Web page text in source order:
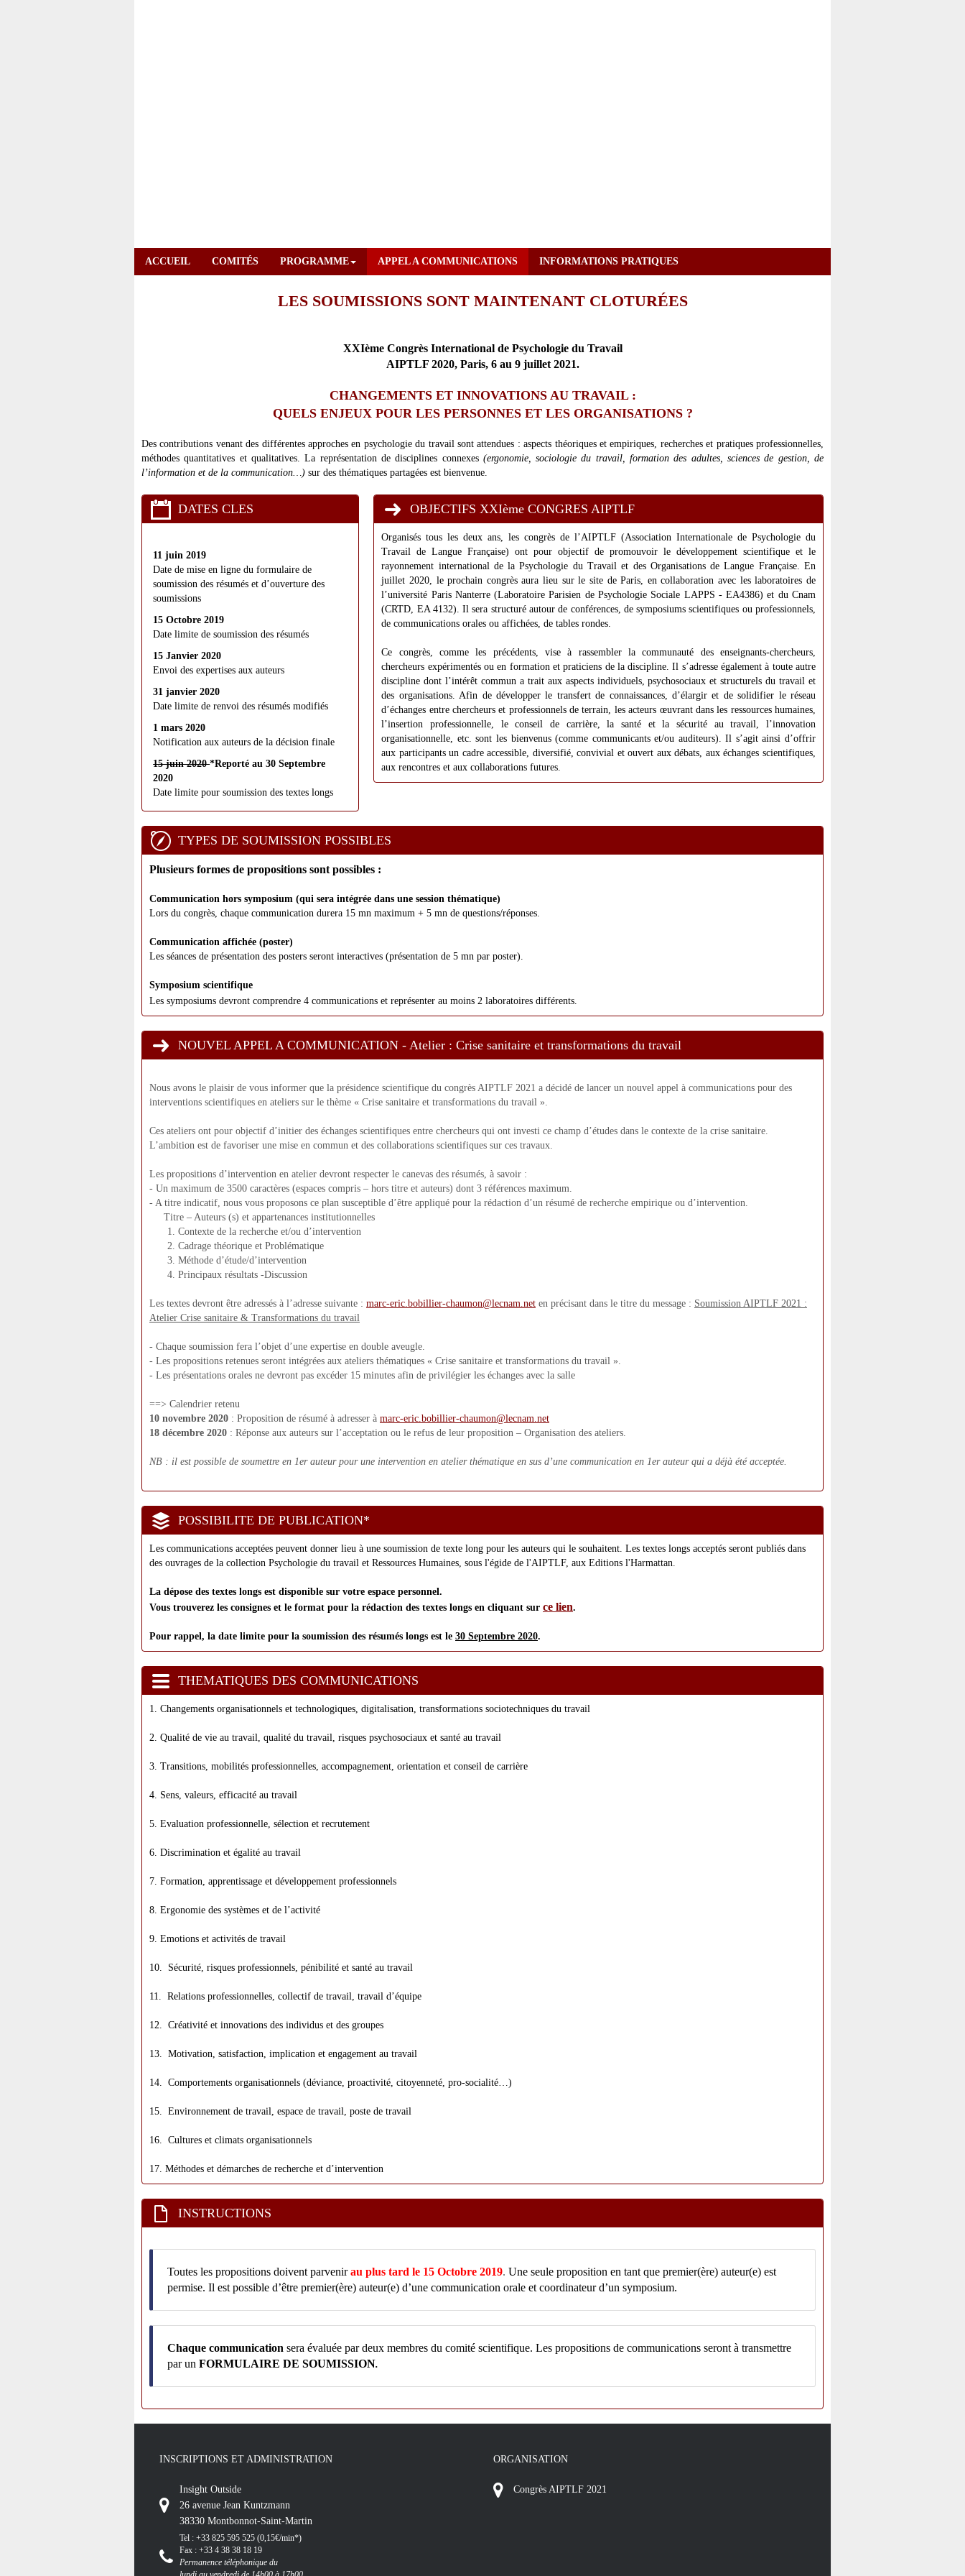
ACCUEIL COMITÉS PROGRAMME APPEL A COMMUNICATIONS INFORMATIONS PRATIQUES
LES SOUMISSIONS SONT MAINTENANT CLOTURÉES
XXIème Congrès International de Psychologie du Travail
AIPTLF 2020, Paris, 6 au 9 juillet 2021.
CHANGEMENTS ET INNOVATIONS AU TRAVAIL :
QUELS ENJEUX POUR LES PERSONNES ET LES ORGANISATIONS ?
Des contributions venant des différentes approches en psychologie du travail sont attendues : aspects théoriques et empiriques, recherches et pratiques professionnelles,
méthodes quantitatives et qualitatives. La représentation de disciplines connexes(ergonomie, sociologie du travail, formation des adultes, sciences de gestion, de
l’information et de la communication…) sur des thématiques partagées est bienvenue.
DATES CLES
11 juin 2019
Date de mise en ligne du formulaire de
soumission des résumés et d’ouverture des
soumissions
15 Octobre 2019
Date limite de soumission des résumés
15 Janvier 2020
Envoi des expertises aux auteurs
31 janvier 2020
Date limite de renvoi des résumés modifiés
1 mars 2020
Notification aux auteurs de la décision finale
15 juin 2020*Reporté au 30 Septembre
2020
Date limite pour soumission des textes longs
OBJECTIFS XXIème CONGRES AIPTLF
Organisés tous les deux ans, les congrès de l’AIPTLF (Association Internationale de Psychologie du
Travail de Langue Française) ont pour objectif de promouvoir le développement scientifique et le
rayonnement international de la Psychologie du Travail et des Organisations de Langue Française. En
juillet 2020, le prochain congrès aura lieu sur le site de Paris, en collaboration avec les laboratoires de
l’université Paris Nanterre (Laboratoire Parisien de Psychologie Sociale LAPPS - EA4386) et du Cnam
(CRTD, EA 4132). Il sera structuré autour de conférences, de symposiums scientifiques ou professionnels,
de communications orales ou affichées, de tables rondes.
Ce congrès, comme les précédents, vise à rassembler la communauté des enseignants-chercheurs,
chercheurs expérimentés ou en formation et praticiens de la discipline. Il s’adresse également à toute autre
discipline dont l’intérêt commun a trait aux aspects individuels, psychosociaux et structurels du travail et
des organisations. Afin de développer le transfert de connaissances, d’élargir et de solidifier le réseau
d’échanges entre chercheurs et professionnels de terrain, les acteurs œuvrant dans les ressources humaines,
l’insertion professionnelle, le conseil de carrière, la santé et la sécurité au travail, l’innovation
organisationnelle, etc. sont les bienvenus (comme communicants et/ou auditeurs). Il s’agit ainsi d’offrir
aux participants un cadre accessible, diversifié, convivial et ouvert aux débats, aux échanges scientifiques,
aux rencontres et aux collaborations futures.
TYPES DE SOUMISSION POSSIBLES
Plusieurs formes de propositions sont possibles :
Communication hors symposium (qui sera intégrée dans une session thématique)
Lors du congrès, chaque communication durera 15 mn maximum + 5 mn de questions/réponses.
Communication affichée (poster)
Les séances de présentation des posters seront interactives (présentation de 5 mn par poster).
Symposium scientifique
Les symposiums devront comprendre 4 communications et représenter au moins 2 laboratoires différents.
NOUVEL APPEL A COMMUNICATION - Atelier : Crise sanitaire et transformations du travail
Nous avons le plaisir de vous informer que la présidence scientifique du congrès AIPTLF 2021 a décidé de lancer un nouvel appel à communications pour des
interventions scientifiques en ateliers sur le thème « Crise sanitaire et transformations du travail ».
Ces ateliers ont pour objectif d’initier des échanges scientifiques entre chercheurs qui ont investi ce champ d’études dans le contexte de la crise sanitaire.
L’ambition est de favoriser une mise en commun et des collaborations scientifiques sur ces travaux.
Les propositions d’intervention en atelier devront respecter le canevas des résumés, à savoir :
- Un maximum de 3500 caractères (espaces compris – hors titre et auteurs) dont 3 références maximum.
- A titre indicatif, nous vous proposons ce plan susceptible d’être appliqué pour la rédaction d’un résumé de recherche empirique ou d’intervention.
Titre – Auteurs (s) et appartenances institutionnelles
Contexte de la recherche et/ou d’intervention
Cadrage théorique et Problématique
Méthode d’étude/d’intervention
Principaux résultats -Discussion
Les textes devront être adressés à l’adresse suivante : marc-eric.bobillier-chaumon@lecnam.net en précisant dans le titre du message : Soumission AIPTLF 2021 :
Atelier Crise sanitaire & Transformations du travail
- Chaque soumission fera l’objet d’une expertise en double aveugle.
- Les propositions retenues seront intégrées aux ateliers thématiques « Crise sanitaire et transformations du travail ».
- Les présentations orales ne devront pas excéder 15 minutes afin de privilégier les échanges avec la salle
==> Calendrier retenu
10 novembre 2020 : Proposition de résumé à adresser à marc-eric.bobillier-chaumon@lecnam.net
18 décembre 2020 : Réponse aux auteurs sur l’acceptation ou le refus de leur proposition – Organisation des ateliers.
NB : il est possible de soumettre en 1er auteur pour une intervention en atelier thématique en sus d’une communication en 1er auteur qui a déjà été acceptée.
POSSIBILITE DE PUBLICATION*
Les communications acceptées peuvent donner lieu à une soumission de texte long pour les auteurs qui le souhaitent. Les textes longs acceptés seront publiés dans
des ouvrages de la collection Psychologie du travail et Ressources Humaines, sous l'égide de l'AIPTLF, aux Editions l'Harmattan.
La dépose des textes longs est disponible sur votre espace personnel.
Vous trouverez les consignes et le format pour la rédaction des textes longs en cliquant sur ce lien.
Pour rappel, la date limite pour la soumission des résumés longs est le 30 Septembre 2020.
THEMATIQUES DES COMMUNICATIONS
1. Changements organisationnels et technologiques, digitalisation, transformations sociotechniques du travail
2. Qualité de vie au travail, qualité du travail, risques psychosociaux et santé au travail
3. Transitions, mobilités professionnelles, accompagnement, orientation et conseil de carrière
4. Sens, valeurs, efficacité au travail
5. Evaluation professionnelle, sélection et recrutement
6. Discrimination et égalité au travail
7. Formation, apprentissage et développement professionnels
8. Ergonomie des systèmes et de l’activité
9. Emotions et activités de travail
10. Sécurité, risques professionnels, pénibilité et santé au travail
11. Relations professionnelles, collectif de travail, travail d’équipe
12. Créativité et innovations des individus et des groupes
13. Motivation, satisfaction, implication et engagement au travail
14. Comportements organisationnels (déviance, proactivité, citoyenneté, pro-socialité…)
15. Environnement de travail, espace de travail, poste de travail
16. Cultures et climats organisationnels
17. Méthodes et démarches de recherche et d’intervention
INSTRUCTIONS
Toutes les propositions doivent parvenir au plus tard le 15 Octobre 2019. Une seule proposition en tant que premier(ère) auteur(e) est
permise. Il est possible d’être premier(ère) auteur(e) d’une communication orale et coordinateur d’un symposium.
Chaque communication sera évaluée par deux membres du comité scientifique. Les propositions de communications seront à transmettre
par un FORMULAIRE DE SOUMISSION.
INSCRIPTIONS ET ADMINISTRATION
Insight Outside
26 avenue Jean Kuntzmann
38330 Montbonnot-Saint-Martin
Tel : +33 825 595 525 (0,15€/min*)
Fax : +33 4 38 38 18 19
Permanence téléphonique du
ORGANISATION
Congrès AIPTLF 2021